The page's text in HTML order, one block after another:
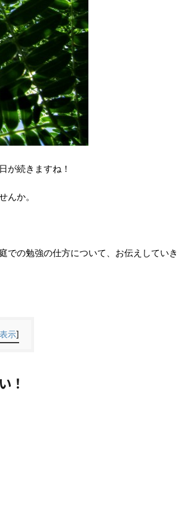
が続きますね！
んか。
での勉強の仕方について、お伝えしていき
表示]
！